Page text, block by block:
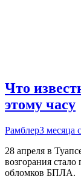
Что
этому часу
Рамблер3 месяца
28 апреля в
возгорания
обломков БПЛА.